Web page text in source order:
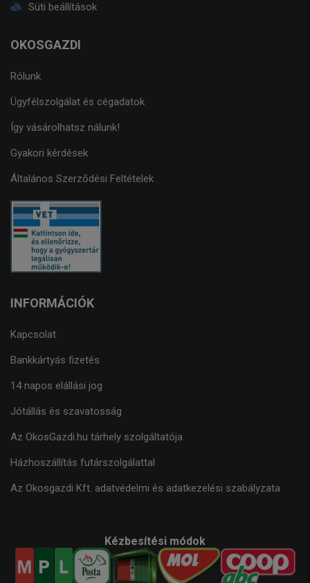
Süti beállítások
OKOSGAZDI
Rólunk
Ügyfélszolgálat és cégadatok
Így vásárolhatsz nálunk!
Gyakori kérdések
Általános Szerződési Feltételek
INFORMÁCIÓK
Kapcsolat
Bankkártyás fizetés
14 napos elállási jog
Jótállás és szavatosság
Az OkosGazdi.hu tárhely szolgáltatója
Házhoszállítás futárszolgálattal
Az Okosgazdi Kft. adatvédelmi és adatkezelési szabályzata
Kézbesítési módok